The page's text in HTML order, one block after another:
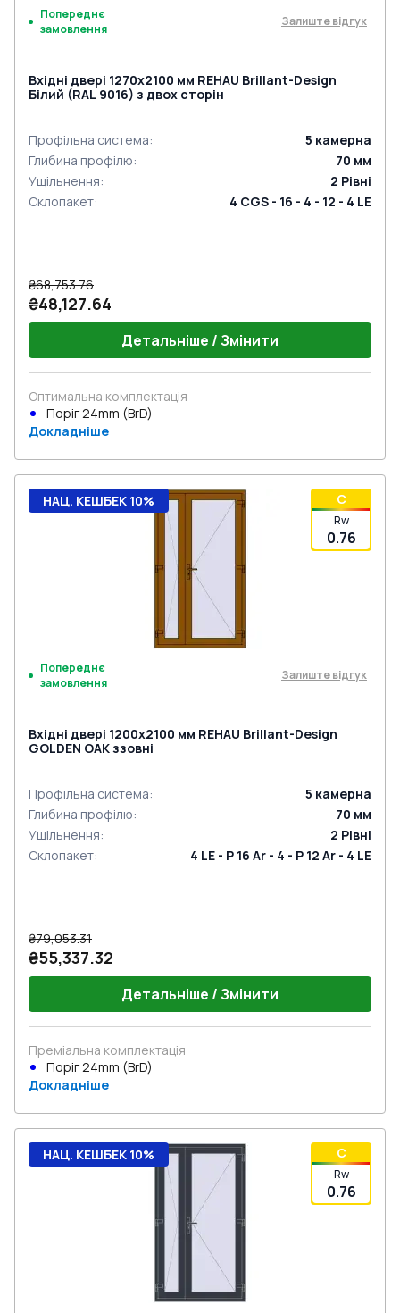
Попереднє
замовлення
Залиште відгук
Вхідні двері 1270x2100 мм REHAU Brillant-Design
Білий (RAL 9016) з двох сторін
Профільна система: 5 камерна
Глибина профілю: 70 мм
Ущільнення: 2 Рівні
Склопакет: 4 CGS - 16 - 4 - 12 - 4 LE
₴68,753.76
₴48,127.64
Детальніше / Змінити
Оптимальна комплектація
Поріг 24mm (BrD)
Докладніше
C
Rw
0.76
НАЦ. КЕШБЕК 10%
Попереднє
замовлення
Залиште відгук
Вхідні двері 1200x2100 мм REHAU Brillant-Design
GOLDEN OAK ззовні
Профільна система: 5 камерна
Глибина профілю: 70 мм
Ущільнення: 2 Рівні
Склопакет: 4 LE - P 16 Ar - 4 - P 12 Ar - 4 LE
₴79,053.31
₴55,337.32
Детальніше / Змінити
Преміальна комплектація
Поріг 24mm (BrD)
Докладніше
C
Rw
0.76
НАЦ. КЕШБЕК 10%